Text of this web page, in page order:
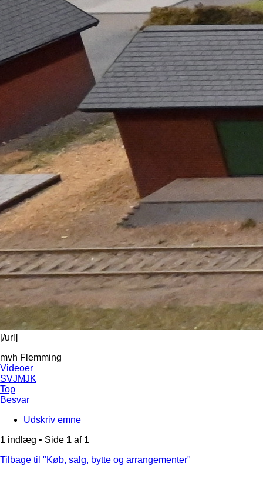
[/url]
mvh Flemming
Videoer
SVJMJK
Top
Besvar
Udskriv emne
1 indlæg • Side 1 af 1
Tilbage til "Køb, salg, bytte og arrangementer"